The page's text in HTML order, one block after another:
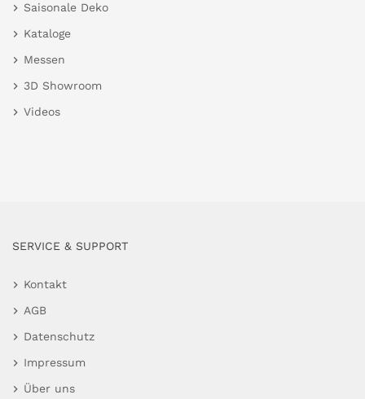
Saisonale Deko
Kataloge
Messen
3D Showroom
Videos
SERVICE & SUPPORT
Kontakt
AGB
Datenschutz
Impressum
Über uns